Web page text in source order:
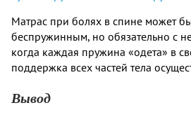
Матрас при болях в спине может
беспружинным, но обязательно с
когда каждая пружина «одета» в
поддержка всех частей тела
Вывод